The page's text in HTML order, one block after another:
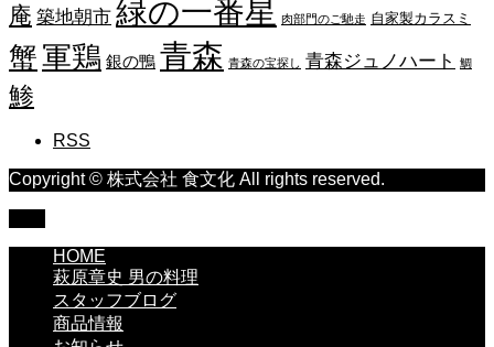
庵 築地朝市 緑の一番星 肉部門のご馳走 自家製カラスミ
蟹軍鶏 銀の鴨 青森 青森の宝探し 青森ジュノハート 鯛
鯵
RSS
Copyright © 株式会社 食文化 All rights reserved.
HOME
萩原章史 男の料理
スタッフブログ
商品情報